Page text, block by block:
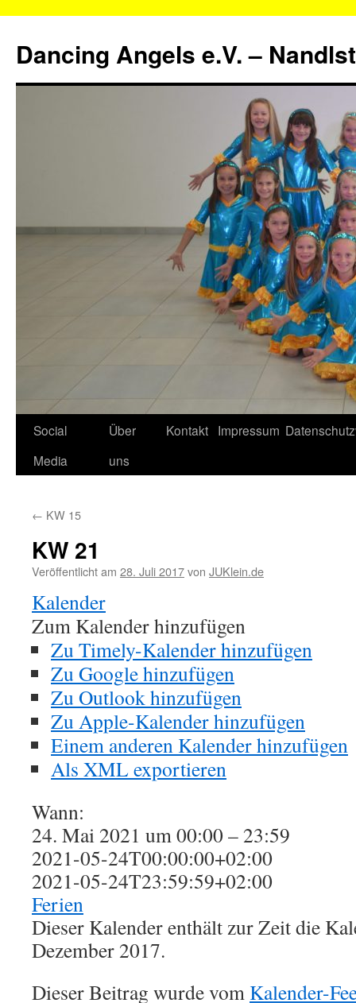
springen
Dancing Angels e.V. –
Social
Media
Über
uns
Kontakt Impressum
← KW 15
KW 21
Veröffentlicht am 28. Juli 2017von JUKlein.de
Kalender
Zum Kalender hinzufügen
Zu Timely-Kalender hinzufügen
Zu Google hinzufügen
Zu Outlook hinzufügen
Zu Apple-Kalender hinzufügen
Einem anderen Kalender hinzufügen
Als XML exportieren
Wann:
24. Mai 2021 um 00:00 – 23:59
2021-05-24T00:00:00+02:00
2021-05-24T23:59:59+02:00
Ferien
Dieser Kalender enthält zur Zeit die
Dezember 2017.
Dieser Beitrag wurde vom Kalender-